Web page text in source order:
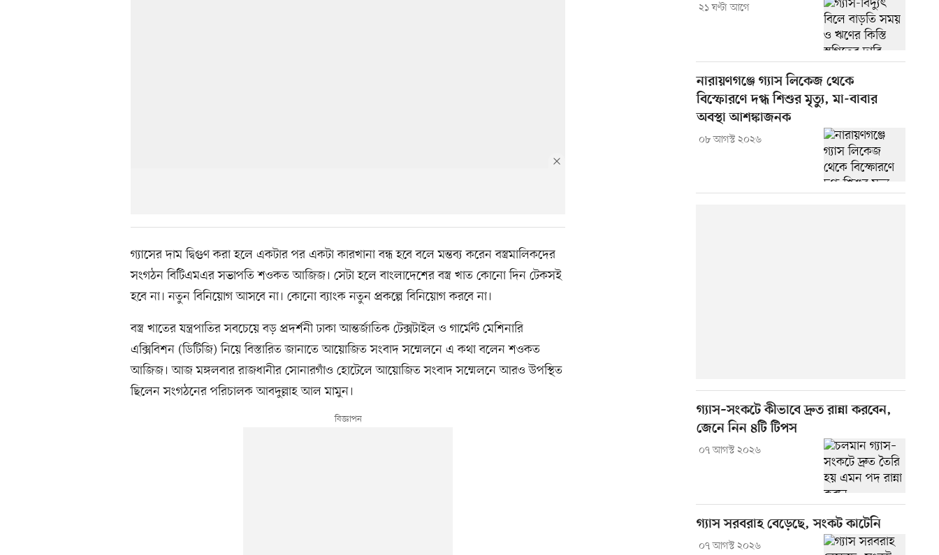
গ্যাসের দাম দ্বিগুণ করা হলে একটার পর একটা কারখানা বন্ধ হবে বলে মন্তব্য করেন বস্ত্রমালিকদের
সংগঠন বিটিএমএর সভাপতি শওকত আজিজ। সেটা হলে বাংলাদেশের বস্ত্র খাত কোনো দিন টেকসই
হবে না। নতুন বিনিয়োগ আসবে না। কোনো ব্যাংক নতুন প্রকল্পে বিনিয়োগ করবে না।
বস্ত্র খাতের যন্ত্রপাতির সবচেয়ে বড় প্রদর্শনী ঢাকা আন্তর্জাতিক টেক্সটাইল ও গার্মেন্ট মেশিনারি
এক্সিবিশন (ডিটিজি) নিয়ে বিস্তারিত জানাতে আয়োজিত সংবাদ সম্মেলনে এ কথা বলেন শওকত
আজিজ। আজ মঙ্গলবার রাজধানীর সোনারগাঁও হোটেলে আয়োজিত সংবাদ সম্মেলনে আরও উপস্থিত
ছিলেন সংগঠনের পরিচালক আবদুল্লাহ আল মামুন।
২১ ঘণ্টা আগে
নারায়ণগঞ্জে গ্যাস লিকেজ থেকে
বিস্ফোরণে দগ্ধ শিশুর মৃত্যু, মা-বাবার
অবস্থা আশঙ্কাজনক
০৮ আগস্ট ২০২৬
গ্যাস–সংকটে কীভাবে দ্রুত রান্না করবেন,
জেনে নিন ৪টি টিপস
০৭ আগস্ট ২০২৬
গ্যাস সরবরাহ বেড়েছে, সংকট কাটেনি
০৭ আগস্ট ২০২৬